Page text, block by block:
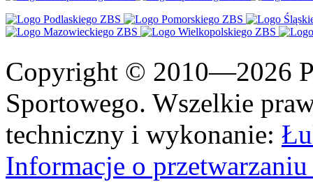
Copyright © 2010—2026
Sportowego. Wszelkie
techniczny i wykonanie:
Informacje o